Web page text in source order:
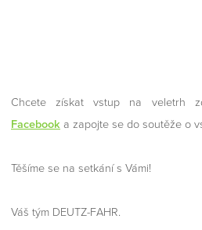
Chcete získat vstup na veletrh
Facebook a zapojte se do soutěže o
Těšíme se na setkání s Vámi!
Váš tým DEUTZ-FAHR.